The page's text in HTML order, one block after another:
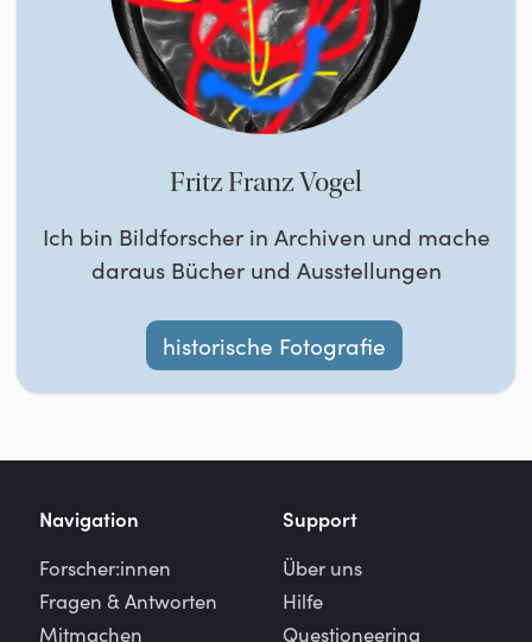
Fritz Franz Vogel
Ich bin Bildforscher in Archiven und mache
daraus Bücher und Ausstellungen
historische Fotografie
Navigation
Forscher:innen
Fragen & Antworten
Mitmachen
Support
Über uns
Hilfe
Questioneering